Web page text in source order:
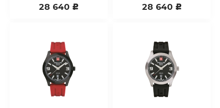
28 640 c 28 640 c